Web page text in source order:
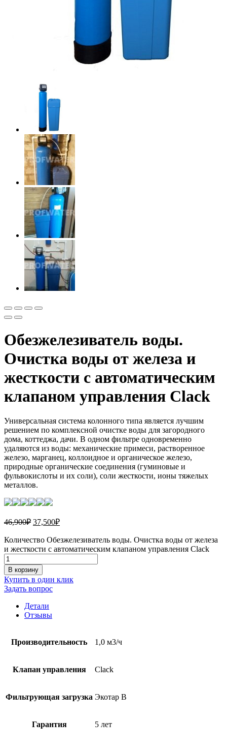
Обезжелезиватель воды.
Очистка воды от железа и
жесткости с автоматическим
клапаном управления Clack
Универсальная система колонного типа является лучшим
решением по комплексной очистке воды для загородного
дома, коттеджа, дачи. В одном фильтре одновременно
удаляются из воды: механические примеси, растворенное
железо, марганец, коллоидное и органическое железо,
природные органические соединения (гуминовые и
фульвокислоты и их соли), соли жесткости, ионы тяжелых
металлов.
46,900₽ 37,500₽
Количество Обезжелезиватель воды. Очистка воды от железа
и жесткости с автоматическим клапаном управления Clack
В корзину
Купить в один клик
Задать вопрос
Детали
Отзывы
Производительность 1,0 м3/ч
Клапан управления Clack
Фильтрующая загрузка Экотар B
Гарантия 5 лет